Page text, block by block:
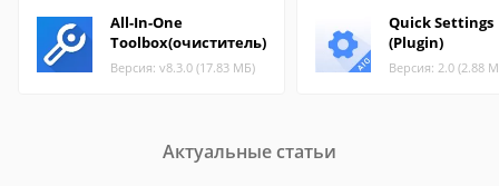
All-In-One
Toolbox(очиститель)
Версия: v8.3.0 (17.83 МБ)
Quick Settings
(Plugin)
Версия: 2.0 (2.88
Актуальные статьи